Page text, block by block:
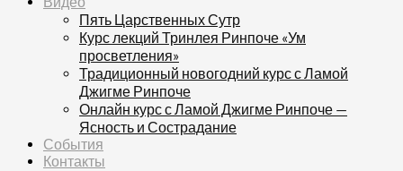
Пять Царственных Сутр
Курс лекций Тринлея Ринпоче «Ум
просветления»
Традиционный новогодний курс с Ламой
Джигме Ринпоче
Онлайн курс с Ламой Джигме Ринпоче —
Ясность и Сострадание
События
Контакты